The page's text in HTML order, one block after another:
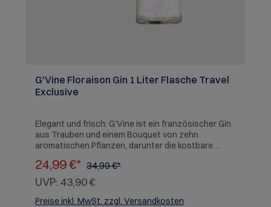
G'Vine Floraison Gin 1 Liter Flasche Travel
Exclusive
Elegant und frisch: G'Vine ist ein französischer Gin
aus Trauben und einem Bouquet von zehn
aromatischen Pflanzen, darunter die kostbare
auf Traubenbasis. Trauben bilden die perfekte
Grundlage, um die Komplexität und Geschmeidigkeit
der zehn Botanicals von G'Vine zu fördern. Unter
den Botanicals ist die Weinblüte, die den Weinberg
24,99 €* 34,99 €*
UVP: 43,90 €
Preise inkl. MwSt. zzgl. Versandkosten